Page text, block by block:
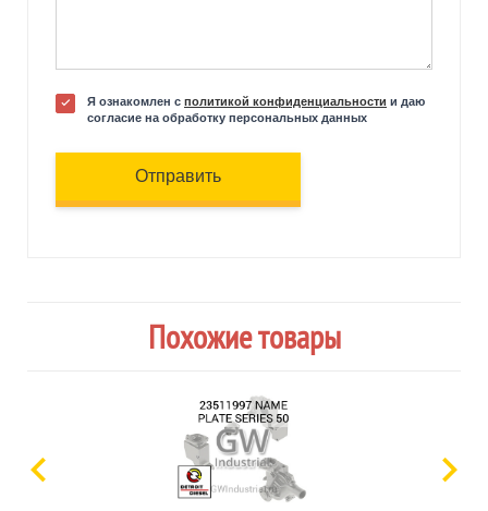
Я ознакомлен с политикой конфиденциальности и даю
согласие на обработку персональных данных
Отправить
Похожие товары